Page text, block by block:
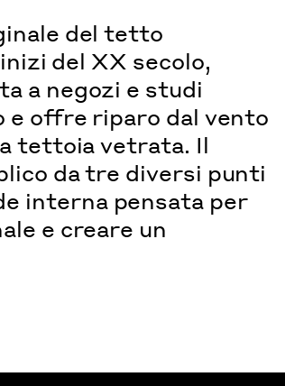
del tetto
del XX secolo,
a negozi e studi
offre riparo dal vento
tettoia vetrata. Il
da tre diversi punti
interna pensata per
e creare un